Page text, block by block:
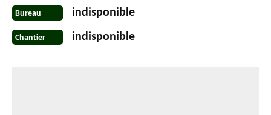
Bureau indisponible
Chantier indisponible